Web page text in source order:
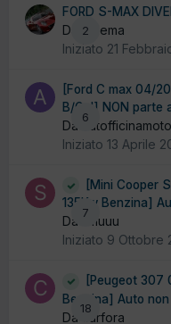
2
FORD S-MAX
Da ludema
Iniziato 21
6
[Ford C max 04/
B/Gpl] NON parte
Da
Iniziato 13 Aprile
7
[Mini Cooper
135Kw Benzina]
Da smuuu
Iniziato 9 Ottobre
18
[Peugeot
Benzina] Auto
Da carfora